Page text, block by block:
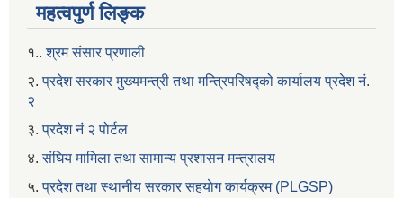
महत्वपुर्ण लिङ्क
१..श्रम संसार प्रणाली
२. प्रदेश सरकार मुख्यमन्त्री तथा मन्त्रिपरिषद्को कार्यालय प्रदेश नं.
२
३.प्रदेश नं २ पोर्टल
४.संघिय मामिला तथा सामान्य प्रशासन मन्त्रालय
५.प्रदेश तथा स्थानीय सरकार सहयाेग कार्यक्रम (PLGSP)